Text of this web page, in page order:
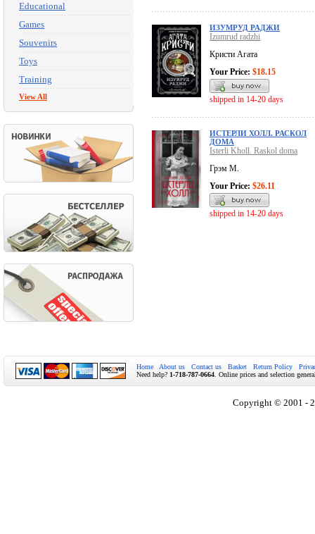
Educational
Games
Souvenirs
Toys
Training
View All
ИЗУМРУД РАДЖИ
Izumrud radzhi
Кристи Агата
Your Price: $18.15
shipped in 14-20 days
ИСТЕРЛИ ХОЛЛ. РАСКОЛ
ДОМА
Isterli Kholl. Raskol doma
Грэм М.
Your Price: $26.11
shipped in 14-20 days
Home About us Contact us Basket Return Policy
Need help? 1-718-787-0664 . Online prices and selection
Copyright © 2001 -